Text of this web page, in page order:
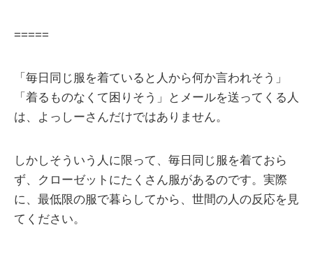
=====
「毎日同じ服を着ていると人から何か言われそう」
「着るものなくて困りそう」とメールを送ってくる人
は、よっしーさんだけではありません。
しかしそういう人に限って、毎日同じ服を着ておら
ず、クローゼットにたくさん服があるのです。実際
に、最低限の服で暮らしてから、世間の人の反応を見
てください。